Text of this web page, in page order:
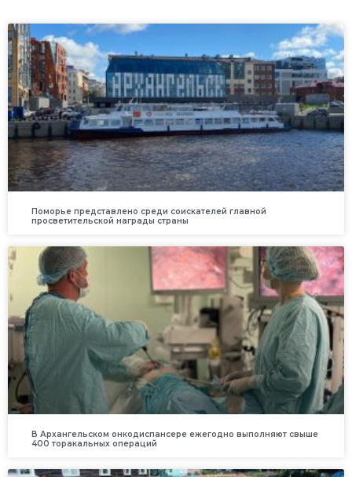
Поморье представлено среди соискателей главной
просветительской награды страны
В Архангельском онкодиспансере ежегодно выполняют свыше
400 торакальных операций